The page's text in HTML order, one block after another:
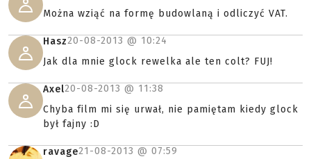
Można wziąć na formę budowlaną i odliczyć VAT.
Hasz20-08-2013 @ 10:24
Jak dla mnie glock rewelka ale ten colt? FUJ!
Axel20-08-2013 @ 11:38
Chyba film mi się urwał, nie pamiętam kiedy glock
był fajny :D
ravage21-08-2013 @ 07:59